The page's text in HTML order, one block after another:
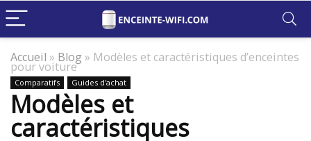
Accueil » Blog » Modèles et caractéristiques d’enceintes
pour voiture
Comparatifs Guides d'achat
Modèles et
caractéristiques